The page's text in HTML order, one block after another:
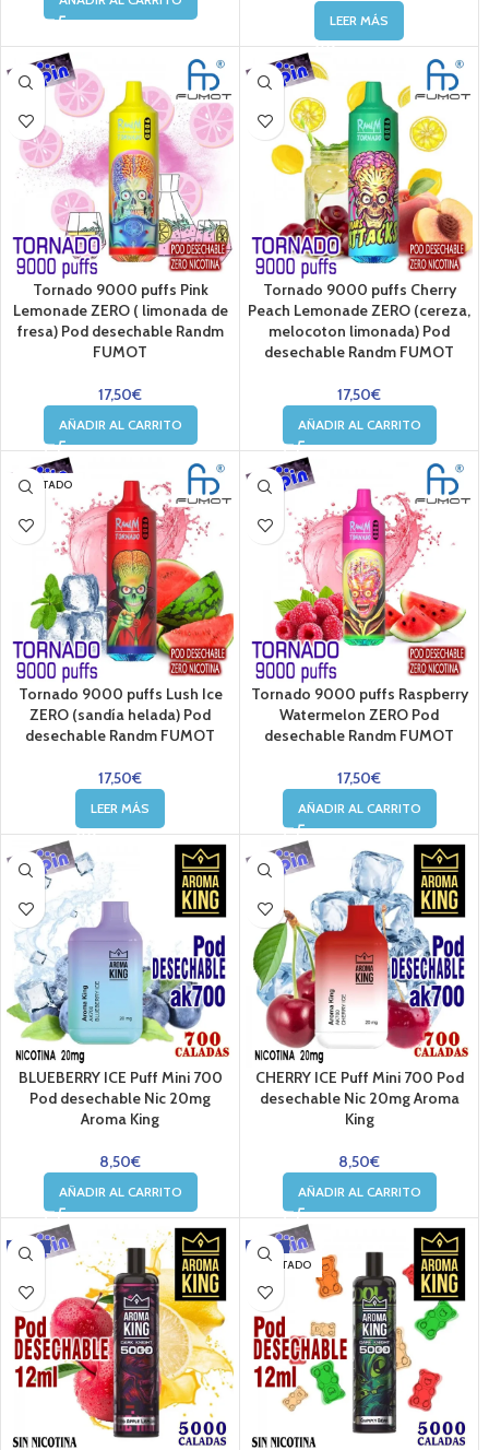
LEER MÁS
Tornado 9000 puffs Pink
Lemonade ZERO ( limonada de
fresa) Pod desechable Randm
FUMOT
17,50€
AÑADIR AL CARRITO
Tornado 9000 puffs Cherry
Peach Lemonade ZERO (cereza,
melocoton limonada) Pod
desechable Randm FUMOT
17,50€
AÑADIR AL CARRITO
AGOTADO
Tornado 9000 puffs Lush Ice
ZERO (sandía helada) Pod
desechable Randm FUMOT
17,50€
LEER MÁS
Tornado 9000 puffs Raspberry
Watermelon ZERO Pod
desechable Randm FUMOT
17,50€
AÑADIR AL CARRITO
BLUEBERRY ICE Puff Mini 700
Pod desechable Nic 20mg
Aroma King
8,50€
AÑADIR AL CARRITO
CHERRY ICE Puff Mini 700 Pod
desechable Nic 20mg Aroma
King
8,50€
AÑADIR AL CARRITO
-22%
-7%
AGOTADO